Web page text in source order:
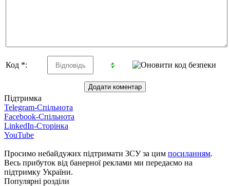
Код *:
Підтримка
Telegram-Спільнота
Facebook-Спільнота
LinkedIn-Сторінка
YouTube
Просимо небайдужих підтримати ЗСУ за цим посиланням.
Весь прибуток від банерної реклами ми передаємо на
підтримку України.
Популярні розділи